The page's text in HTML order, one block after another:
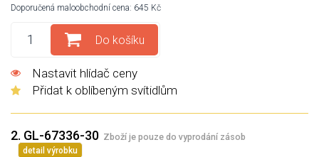
Doporučená maloobchodní cena: 645 Kč
Do košíku
Nastavit hlídač ceny
Přidat k oblíbeným svítidlům
2. GL-67336-30 Zboží je pouze do vyprodání zásob
detail výrobku